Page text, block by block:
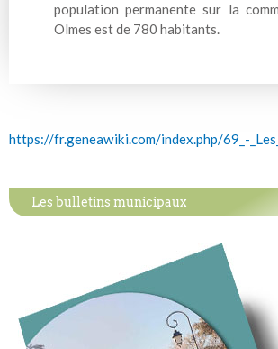
population permanente sur la
Olmes est de 780 habitants.
https://fr.geneawiki.com/index.php/69_-
Les bulletins municipaux